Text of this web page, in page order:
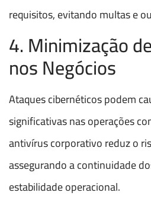
requisitos, evitando multas e
4. Minimização
nos Negócios
Ataques cibernéticos podem
significativas nas operações
antivírus corporativo reduz o
assegurando a continuidade
estabilidade operacional.